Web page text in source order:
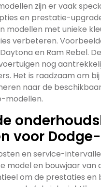
zijn er vaak
en prestatie-
modellen met unieke
verbeteren.
en Ram Rebel.
nog
Het is raadzaam om
naar de
modellen.
voor Dodge-
en service-
model en bouwjaar
om de prestaties